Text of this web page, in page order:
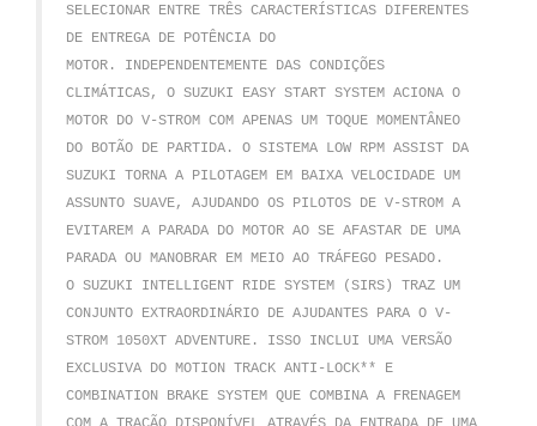
SELECIONAR ENTRE TRÊS CARACTERÍSTICAS DIFERENTES
DE ENTREGA DE POTÊNCIA DO
MOTOR. INDEPENDENTEMENTE DAS CONDIÇÕES
CLIMÁTICAS, O SUZUKI EASY START SYSTEM ACIONA O
MOTOR DO V-STROM COM APENAS UM TOQUE MOMENTÂNEO
DO BOTÃO DE PARTIDA. O SISTEMA LOW RPM ASSIST DA
SUZUKI TORNA A PILOTAGEM EM BAIXA VELOCIDADE UM
ASSUNTO SUAVE, AJUDANDO OS PILOTOS DE V-STROM A
EVITAREM A PARADA DO MOTOR AO SE AFASTAR DE UMA
PARADA OU MANOBRAR EM MEIO AO TRÁFEGO PESADO.
O SUZUKI INTELLIGENT RIDE SYSTEM (SIRS) TRAZ UM
CONJUNTO EXTRAORDINÁRIO DE AJUDANTES PARA O V-
STROM 1050XT ADVENTURE. ISSO INCLUI UMA VERSÃO
EXCLUSIVA DO MOTION TRACK ANTI-LOCK** E
COMBINATION BRAKE SYSTEM QUE COMBINA A FRENAGEM